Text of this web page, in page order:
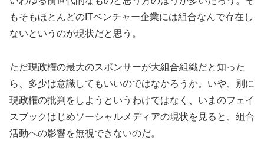
もそもほとんどのITベンチャー企業には組合なんで存在し
ないというのが現状だと思う。
ただ現政権の最大のスポンサーが大組合組織だと知った
ら、多少は意識してもいいのではなかろうか。いや、別に
現政権の批判をしようというわけではなく、いまのフェイ
スブックはじめソーシャルメディアの現状を見ると、組合
活動への影響を無視できないのだ。